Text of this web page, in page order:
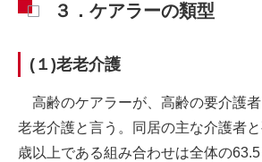
３．ケアラーの類型
(１)老老介護
高齢のケアラーが、高齢の要介護
老老介護と言う。同居の主な介護者
歳以上である組み合わせは全体の